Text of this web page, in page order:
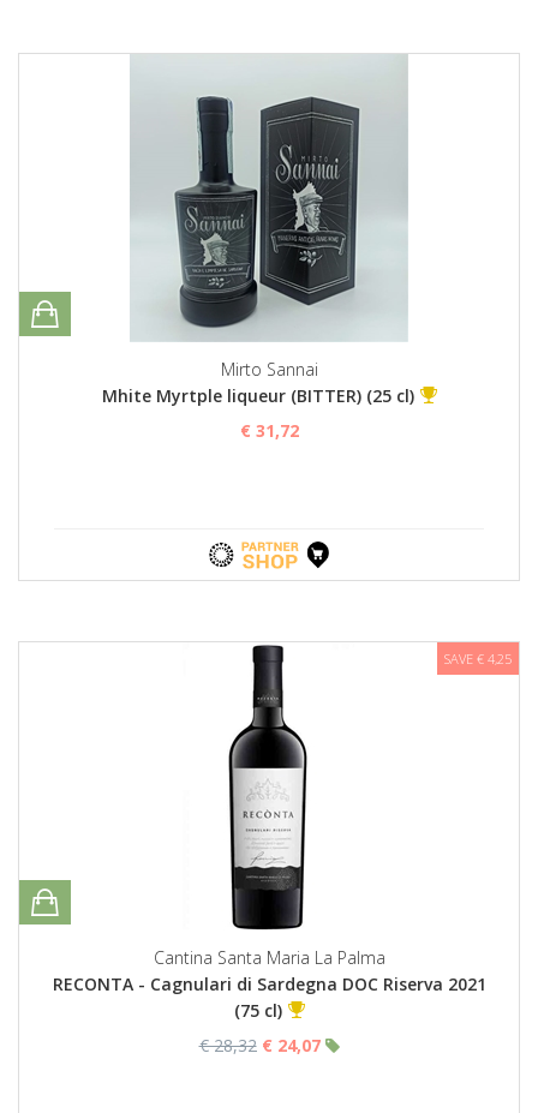
Mirto Sannai
Mhite Myrtple liqueur (BITTER) (25 cl)
€ 31,72
SAVE € 4,25
Cantina Santa Maria La Palma
RECONTA - Cagnulari di Sardegna DOC Riserva 2021
(75 cl)
€ 28,32 € 24,07